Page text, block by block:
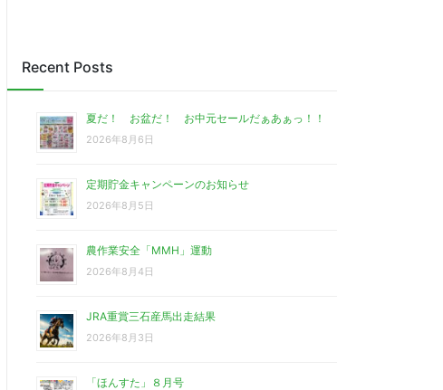
Recent Posts
夏だ！ お盆だ！ お中元セールだぁあぁっ！！
2026年8月6日
定期貯金キャンペーンのお知らせ
2026年8月5日
農作業安全「MMH」運動
2026年8月4日
JRA重賞三石産馬出走結果
2026年8月3日
「ほんすた」８月号